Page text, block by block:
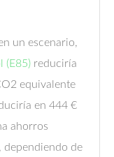
un escenario,
(E85) reduciría
equivalente
en 444 €
ahorros
dependiendo de